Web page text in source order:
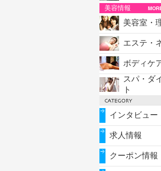
美容情報
美容室・
エステ・
ボディケ
スパ・ダ
ト
インタビュー
求人情報
クーポン情報